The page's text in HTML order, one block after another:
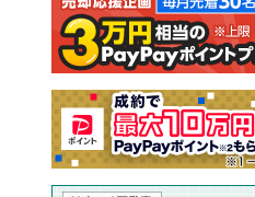
注文住宅
売却査定